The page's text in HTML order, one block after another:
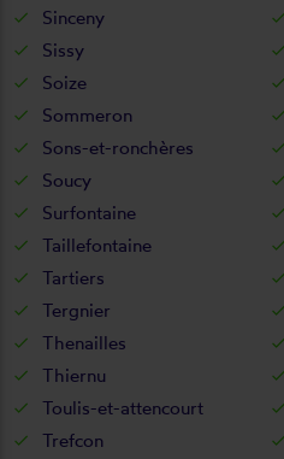
Sinceny
Sissy
Soize
Sommeron
Sons-et-ronchères
Soucy
Surfontaine
Taillefontaine
Tartiers
Tergnier
Thenailles
Thiernu
Toulis-et-attencourt
Trefcon